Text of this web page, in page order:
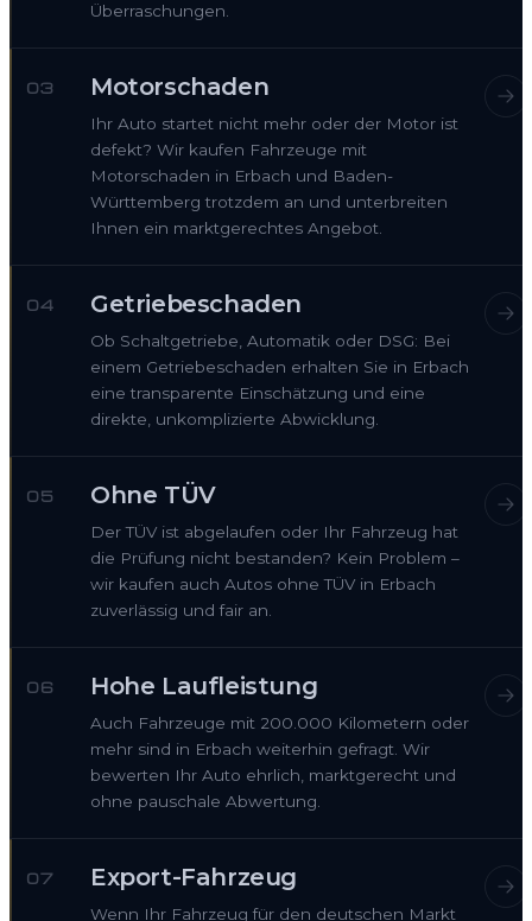
Überraschungen.
03 Motorschaden
Ihr Auto startet nicht mehr oder der Motor ist
defekt? Wir kaufen Fahrzeuge mit
Motorschaden in Erbach und Baden-
Württemberg trotzdem an und unterbreiten
Ihnen ein marktgerechtes Angebot.
04 Getriebeschaden
Ob Schaltgetriebe, Automatik oder DSG: Bei
einem Getriebeschaden erhalten Sie in Erbach
eine transparente Einschätzung und eine
direkte, unkomplizierte Abwicklung.
05 Ohne TÜV
Der TÜV ist abgelaufen oder Ihr Fahrzeug hat
die Prüfung nicht bestanden? Kein Problem –
wir kaufen auch Autos ohne TÜV in Erbach
zuverlässig und fair an.
06 Hohe Laufleistung
Auch Fahrzeuge mit 200.000 Kilometern oder
mehr sind in Erbach weiterhin gefragt. Wir
bewerten Ihr Auto ehrlich, marktgerecht und
ohne pauschale Abwertung.
07 Export-Fahrzeug
Wenn Ihr Fahrzeug für den deutschen Markt